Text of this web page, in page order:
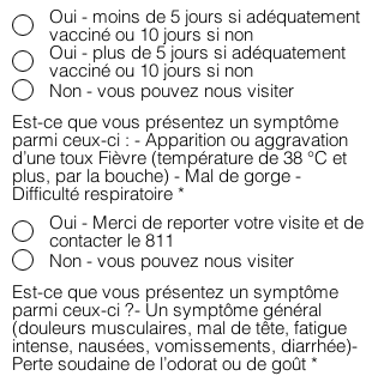
Oui - moins de 5 jours si adéquatement
vacciné ou 10 jours si non
Oui - plus de 5 jours si adéquatement
vacciné ou 10 jours si non
Non - vous pouvez nous visiter
Est-ce que vous présentez un symptôme
parmi ceux-ci : - Apparition ou aggravation
d’une toux Fièvre (température de 38 °C et
plus, par la bouche) - Mal de gorge -
Difficulté respiratoire *
Oui - Merci de reporter votre visite et de
contacter le 811
Non - vous pouvez nous visiter
Est-ce que vous présentez un symptôme
parmi ceux-ci ?- Un symptôme général
(douleurs musculaires, mal de tête, fatigue
intense, nausées, vomissements, diarrhée)-
Perte soudaine de l’odorat ou de goût *